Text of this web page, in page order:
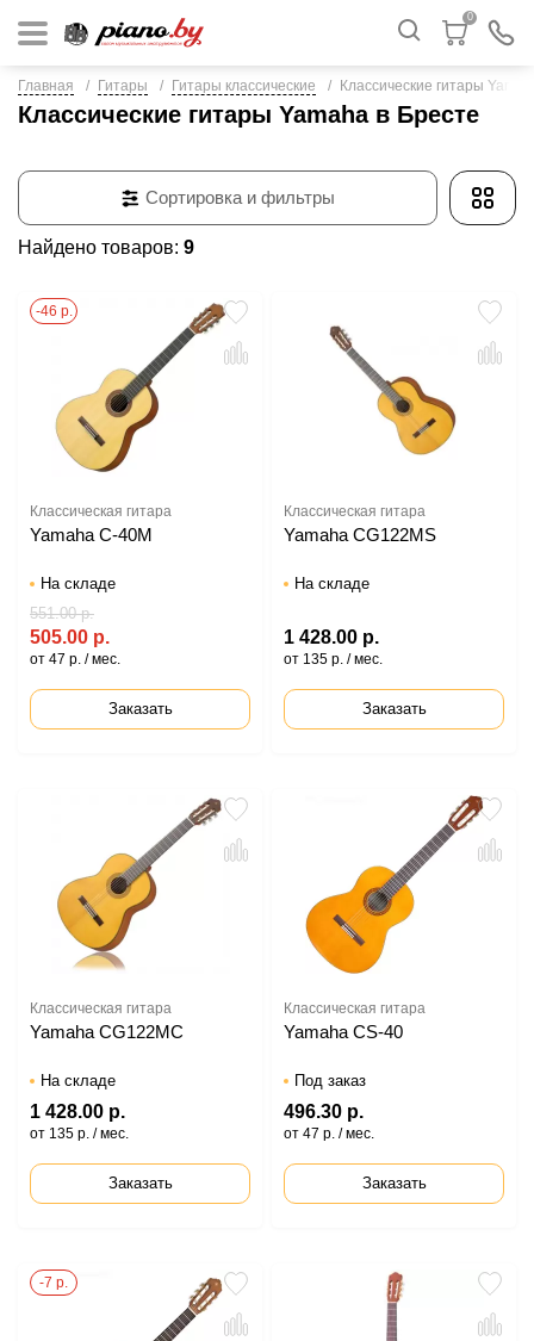
0
Главная Гитары Гитары классические Классические гитары
Классические гитары Yamaha в Бресте
Найдено товаров: 9
Сортировка и фильтры
-46 р.
Классическая гитара
Yamaha C-40M
На складе
505.00 р.
551.00 р.
от 47 р. / мес.
Заказать
Классическая гитара
Yamaha CG122MS
На складе
1 428.00 р.
от 135 р. / мес.
Заказать
Классическая гитара
Yamaha CG122MC
На складе
1 428.00 р.
от 135 р. / мес.
Заказать
Классическая гитара
Yamaha CS-40
Под заказ
496.30 р.
от 47 р. / мес.
Заказать
-7 р.